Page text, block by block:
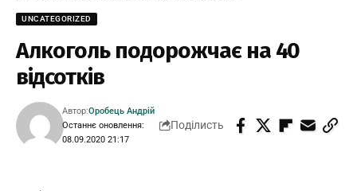
UNCATEGORIZED
Алкоголь подорожчає на 40
відсотків
Останнє оновлення:
08.09.2020 21:17
Автор:Оробець Андрій
Поділисть